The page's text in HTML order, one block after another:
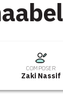
COMPOSER
Zaki Nassif